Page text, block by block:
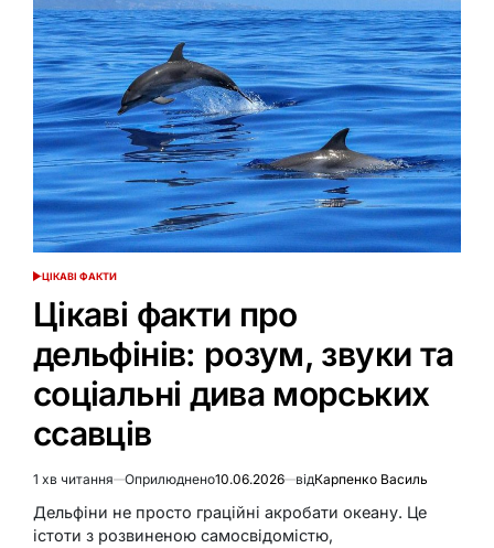
ОПУБЛІКУВАТИ
ЦІКАВІ ФАКТИ
Цікаві факти про
дельфінів: розум, звуки та
соціальні дива морських
ссавців
Орієнтовний
час
читання
1 хв читання Оприлюднено10.06.2026 відКарпенко Василь
Дельфіни не просто граційні акробати океану. Це
істоти з розвиненою самосвідомістю,